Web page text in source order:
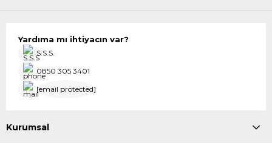
Yardıma mı ihtiyacın var?
S.S.S.
0850 305 3401
[email protected]
Kurumsal